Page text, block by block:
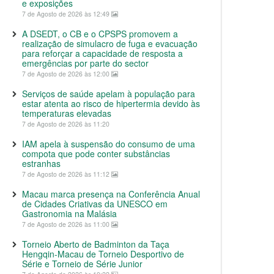
e exposições
7 de Agosto de 2026 às 12:49
A DSEDT, o CB e o CPSPS promovem a
realização de simulacro de fuga e evacuação
para reforçar a capacidade de resposta a
emergências por parte do sector
7 de Agosto de 2026 às 12:00
Serviços de saúde apelam à população para
estar atenta ao risco de hipertermia devido às
temperaturas elevadas
7 de Agosto de 2026 às 11:20
IAM apela à suspensão do consumo de uma
compota que pode conter substâncias
estranhas
7 de Agosto de 2026 às 11:12
Macau marca presença na Conferência Anual
de Cidades Criativas da UNESCO em
Gastronomia na Malásia
7 de Agosto de 2026 às 11:00
Torneio Aberto de Badminton da Taça
Hengqin-Macau de Torneio Desportivo de
Série e Torneio de Série Junior